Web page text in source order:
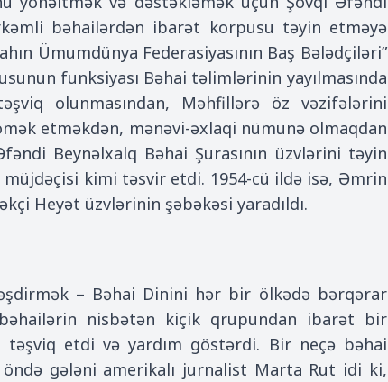
bəhailərdən ibarət korpusu təyin etməyə
Ümumdünya Federasiyasının Baş Bələdçiləri”
funksiyası Bəhai təlimlərinin yayılmasında
olunmasından, Məhfillərə öz vəzifələrini
etməkdən, mənəvi-əxlaqi nümunə olmaqdan
Beynəlxalq Bəhai Şurasının üzvlərini təyin
kimi təsvir etdi. 1954-cü ildə isə, Əmrin
Heyət üzvlərinin şəbəkəsi yaradıldı.
– Bəhai Dinini hər bir ölkədə bərqərar
nisbətən kiçik qrupundan ibarət bir
etdi və yardım göstərdi. Bir neçə bəhai
öndə gələni amerikalı jurnalist Marta Rut idi ki,